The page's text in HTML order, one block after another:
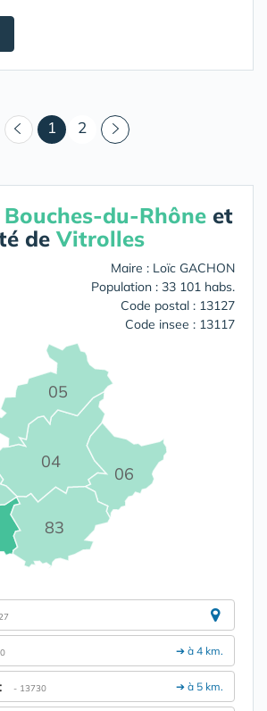
1 (courant)
2
Bouches-du-Rhône et
deVitrolles
Maire : Loïc GACHON
Population : 33 101 habs.
Code postal : 13127
Code insee : 13117
04
05
06
83
➔ à 4 km.
➔ à 5 km.
- 13730